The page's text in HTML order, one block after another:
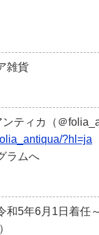
雑貨
ティカ（＠
?hl=ja
ラムへ
5年6月1日着任